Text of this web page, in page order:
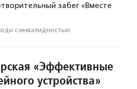
забег «Вместе
с инвалидностью
«Эффективные
устройства»